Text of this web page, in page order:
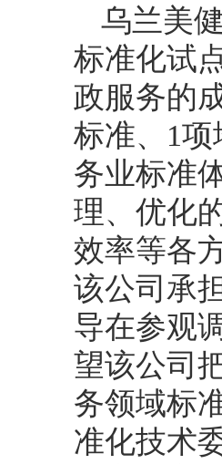
乌兰美
标准化试
政服务的
标准、1
务业标准
理、优化
效率等各
该公司承
导在参观
望该公司
务领域标
准化技术